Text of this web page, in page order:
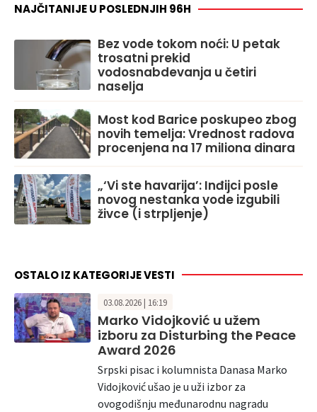
NAJČITANIJE U POSLEDNJIH 96H
Bez vode tokom noći: U petak
trosatni prekid
vodosnabdevanja u četiri
naselja
Most kod Barice poskupeo zbog
novih temelja: Vrednost radova
procenjena na 17 miliona dinara
„‘Vi ste havarija’: Inđijci posle
novog nestanka vode izgubili
živce (i strpljenje)
OSTALO IZ KATEGORIJE VESTI
03.08.2026 | 16:19
Marko Vidojković u užem
izboru za Disturbing the Peace
Award 2026
Srpski pisac i kolumnista Danasa Marko
Vidojković ušao je u uži izbor za
ovogodišnju međunarodnu nagradu